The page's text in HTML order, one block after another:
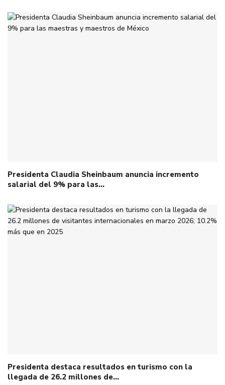
Presidenta Claudia Sheinbaum anuncia incremento
salarial del 9% para las…
Presidenta destaca resultados en turismo con la
llegada de 26.2 millones de…